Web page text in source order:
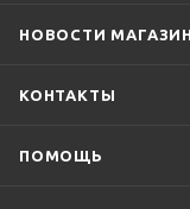
НОВОСТИ
КОНТАКТЫ
ПОМОЩЬ